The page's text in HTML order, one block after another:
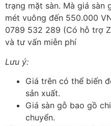
trạng mặt sàn. Mà giá sàn
mét vuông đến 550.000
0789 532 289 (Có hỗ trợ
và tư vấn miễn phí
Lưu ý:
Giá trên có thể biến
sản xuất.
Giá sàn gỗ bao gồ
chuyển.